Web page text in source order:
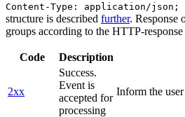
Content-Type: application/json;
structure is described further. Response
groups according to the HTTP-response
Code Description
2xx
Success.
Event is
accepted for
processing
Inform the